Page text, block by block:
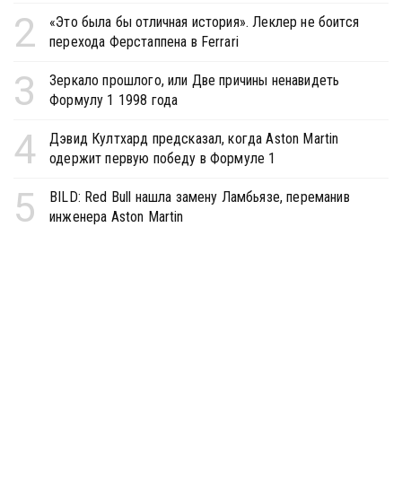
2
«Это была бы отличная история». Леклер не боится
перехода Ферстаппена в Ferrari
3
Зеркало прошлого, или Две причины ненавидеть
Формулу 1 1998 года
4
Дэвид Култхард предсказал, когда Aston Martin
одержит первую победу в Формуле 1
5
BILD: Red Bull нашла замену Ламбьязе, переманив
инженера Aston Martin